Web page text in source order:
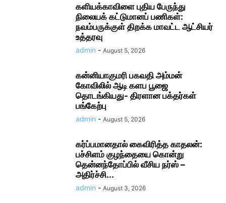
களியக்காவிளை புதிய பேருந்து
நிலையக் கட்டுமானப் பணிகள்:
நவம்பருக்குள் திறக்க மாவட்ட ஆட்சியர்
உத்தரவு
admin - August 5, 2026
கன்னியாகுமரி பகவதி அம்மன்
கோவிலில் ஆடி களப பூஜை
தொடங்கியது- திரளான பக்தர்கள்
பங்கேற்பு
admin - August 5, 2026
கர்ப்பமானதால் கைவிரித்த காதலன்:
பச்சிளம் குழந்தையை கொன்று
தென்னந்தோப்பில் வீசிய நர்ஸ் –
அதிர்ச்சி...
admin - August 3, 2026